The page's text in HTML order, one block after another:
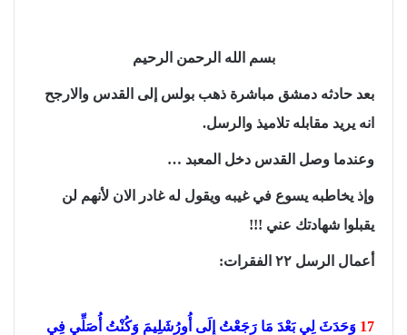
بسم الله الرحمن الرحيم
بعد حادثه دمشق مباشرة ذهب بولس إلى القدس والارجح
انه يريد مقابله تلاميذ والرسل.
وعندما وصل القدس دخل المعبد …
وإذ يخاطبه يسوع في غيبه ويقول له غادر الان لأنهم لن
يقبلوا شهادتك عني !!!
أعمال الرسل ٢٢ الفقرات :
17 وَحَدَثَ لِي بَعْدَ مَا رَجَعْتُ إِلَى أُورُشَلِيمَ وَكُنْتُ أُصَلِّي فِي